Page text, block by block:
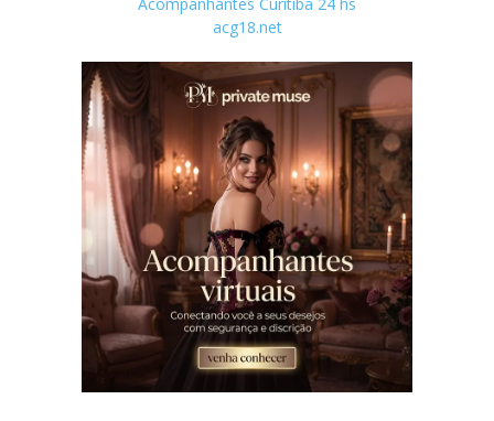
Acompanhantes Curitiba 24 hs
acg18.net